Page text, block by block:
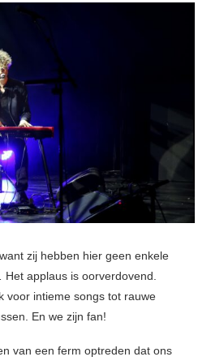
zij hebben hier geen enkele
applaus is oorverdovend.
voor intieme songs tot rauwe
En we zijn fan!
van een ferm optreden dat ons